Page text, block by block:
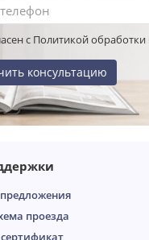
с Политикой
консультацию
проезда